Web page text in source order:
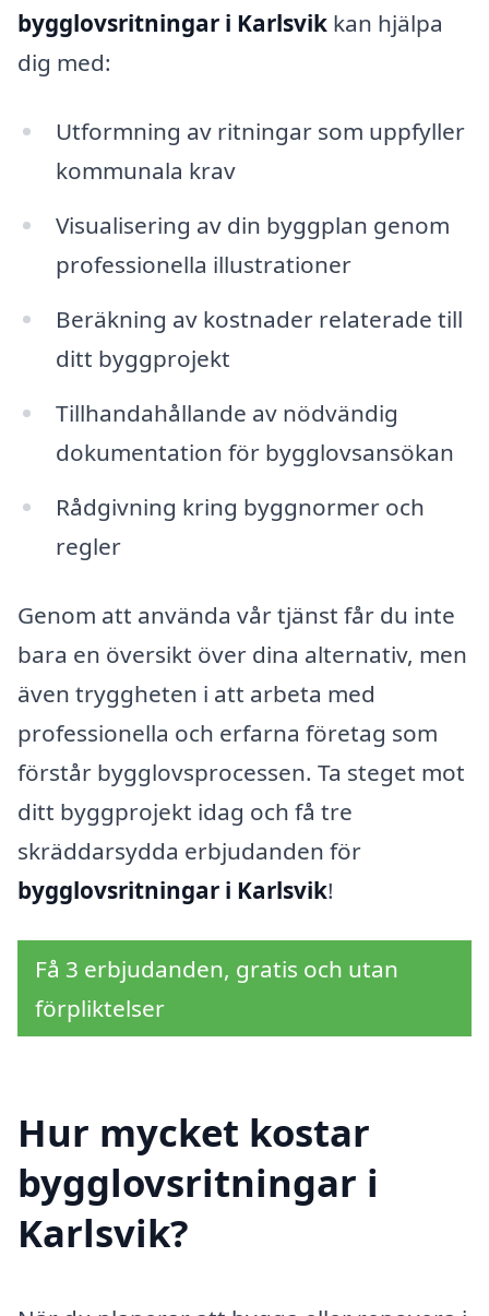
bygglovsritningar i Karlsvik kan hjälpa
dig med:
Utformning av ritningar som uppfyller
kommunala krav
Visualisering av din byggplan genom
professionella illustrationer
Beräkning av kostnader relaterade till
ditt byggprojekt
Tillhandahållande av nödvändig
dokumentation för bygglovsansökan
Rådgivning kring byggnormer och
regler
Genom att använda vår tjänst får du inte
bara en översikt över dina alternativ, men
även tryggheten i att arbeta med
professionella och erfarna företag som
förstår bygglovsprocessen. Ta steget mot
ditt byggprojekt idag och få tre
skräddarsydda erbjudanden för
bygglovsritningar i Karlsvik!
Få 3 erbjudanden, gratis och utan
förpliktelser
Hur mycket kostar
bygglovsritningar i
Karlsvik?